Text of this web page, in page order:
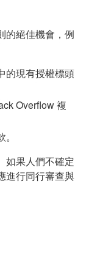
的絕佳機會，例
的現有授權標頭
Overflow 複
如果人們不確定
進行同行審查與